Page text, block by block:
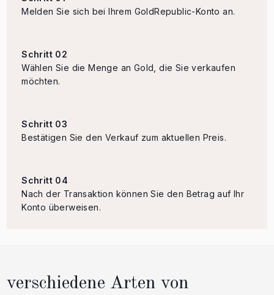
Melden Sie sich bei Ihrem GoldRepublic-Konto an.
Schritt 02
Wählen Sie die Menge an Gold, die Sie verkaufen
möchten.
Schritt 03
Bestätigen Sie den Verkauf zum aktuellen Preis.
Schritt 04
Nach der Transaktion können Sie den Betrag auf Ihr
Konto überweisen.
verschiedene Arten von